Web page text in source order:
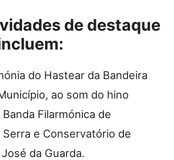
de destaque
do Hastear da Bandeira
ao som do hino
Filarmónica de
Serra e Conservatório de
da Guarda.